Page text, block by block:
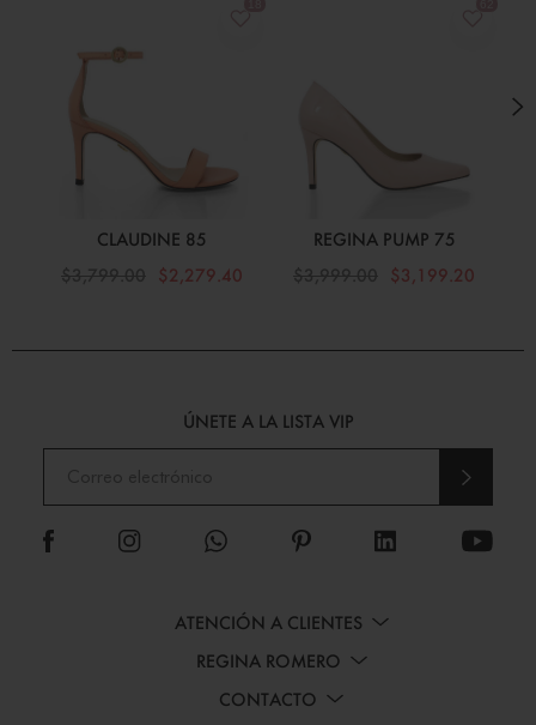
CLAUDINE 85
$2,279.40
REGINA PUMP 75
$3,199.20
ATENCIÓN A CLIENTES
REGINA ROMERO
CONTACTO
ÚNETE A LA LISTA VIP
ENVI
AR